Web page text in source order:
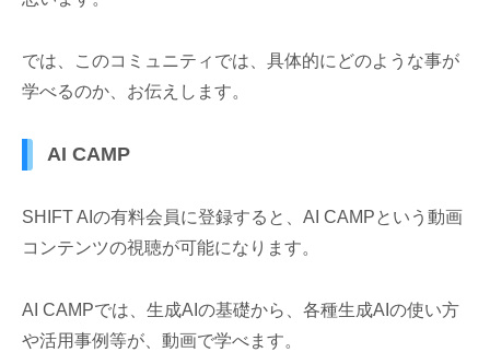
では、このコミュニティでは、具体的にどのような事が
学べるのか、お伝えします。
AI CAMP
SHIFT AIの有料会員に登録すると、AI CAMPという動画
コンテンツの視聴が可能になります。
AI CAMPでは、生成AIの基礎から、各種生成AIの使い方
や活用事例等が、動画で学べます。